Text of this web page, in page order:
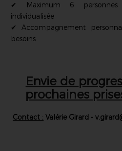
✔ Maximum 6
individualisée
✔ Accompagnement
besoins
Envie de
prochaines
Contact : Valérie Girard -